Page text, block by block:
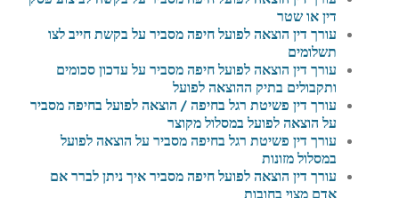
דין או שטר
עורך דין הוצאה לפועל חיפה מסביר על בקשת חייב לצו
תשלומים
עורך דין הוצאה לפועל חיפה מסביר על עדכון סכומים
ותקבולים בתיק ההוצאה לפועל
עורך דין פשיטת רגל בחיפה / הוצאה לפועל בחיפה מסביר
על הוצאה לפועל במסלול מקוצר
עורך דין פשיטת רגל בחיפה מסביר על הוצאה לפועל
במסלול מזונות
עורך דין הוצאה לפועל חיפה מסביר איך ניתן לברר אם
אדם מצוי בחובות